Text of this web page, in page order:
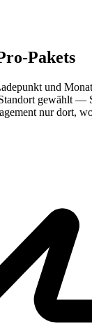
Pakets
und
gewählt —
nur dort,